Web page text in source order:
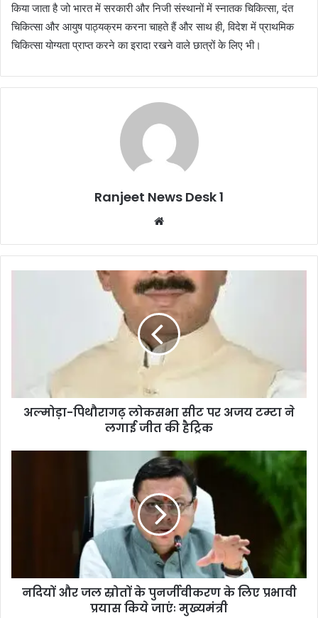
किया जाता है जो भारत में सरकारी और निजी संस्थानों में स्नातक चिकित्सा, दंत
चिकित्सा और आयुष पाठ्यक्रम करना चाहते हैं और साथ ही, विदेश में प्राथमिक
चिकित्सा योग्यता प्राप्त करने का इरादा रखने वाले छात्रों के लिए भी।
Ranjeet News Desk 1
te
अल्मोड़ा-पिथौरागढ़ लोकसभा सीट पर अजय टम्टा ने
लगाई जीत की हैट्रिक
नदियों और जल स्रोतों के पुनर्जीवीकरण के लिए प्रभावी
प्रयास किये जाएंः मुख्यमंत्री